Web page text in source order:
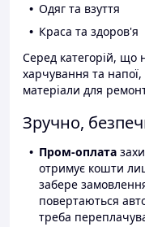
Одяг та взуття
Краса та здоров'я
Серед категорій, що
харчування та
матеріали для
Зручно,
Пром-оплата
отримує кошти
забере
повертаються
треба